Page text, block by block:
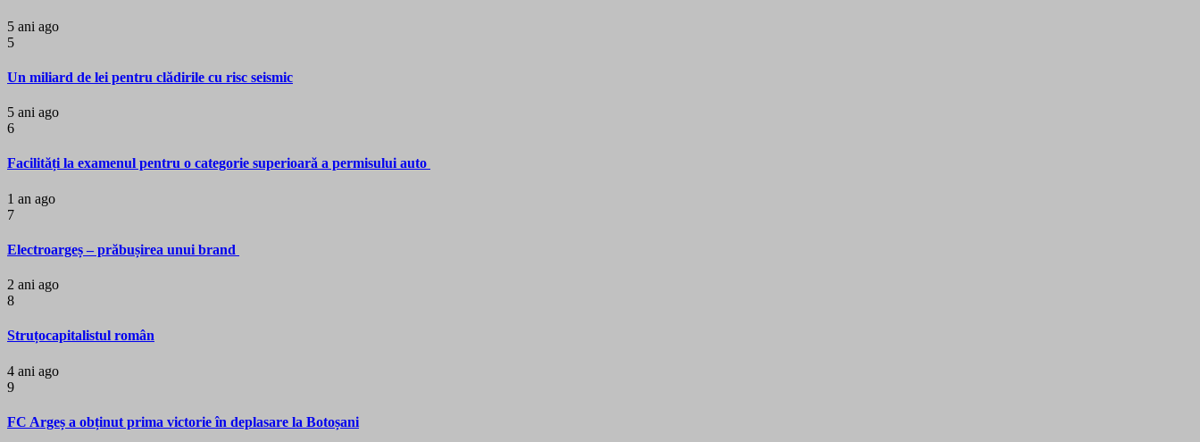
5 ani ago
5
Un miliard de lei pentru clădirile cu risc seismic
5 ani ago
6
Facilități la examenul pentru o categorie superioară a permisului auto
1 an ago
7
Electroargeș – prăbușirea unui brand
2 ani ago
8
Struțocapitalistul român
4 ani ago
9
FC Argeș a obținut prima victorie în deplasare la Botoșani